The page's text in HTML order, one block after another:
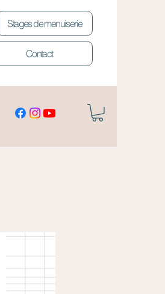
Stages de menuiserie
Contact